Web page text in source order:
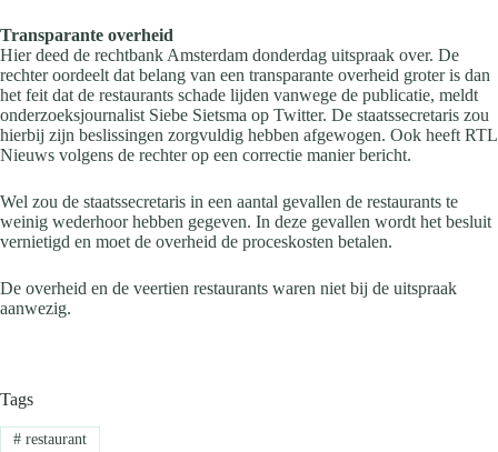
Transparante overheid
Hier deed de rechtbank Amsterdam donderdag uitspraak over. De
rechter oordeelt dat belang van een transparante overheid groter is dan
het feit dat de restaurants schade lijden vanwege de publicatie, meldt
onderzoeksjournalist Siebe Sietsma op Twitter. De staatssecretaris zou
hierbij zijn beslissingen zorgvuldig hebben afgewogen. Ook heeft RTL
Nieuws volgens de rechter op een correctie manier bericht.
Wel zou de staatssecretaris in een aantal gevallen de restaurants te
weinig wederhoor hebben gegeven. In deze gevallen wordt het besluit
vernietigd en moet de overheid de proceskosten betalen.
De overheid en de veertien restaurants waren niet bij de uitspraak
aanwezig.
Tags
#restaurant